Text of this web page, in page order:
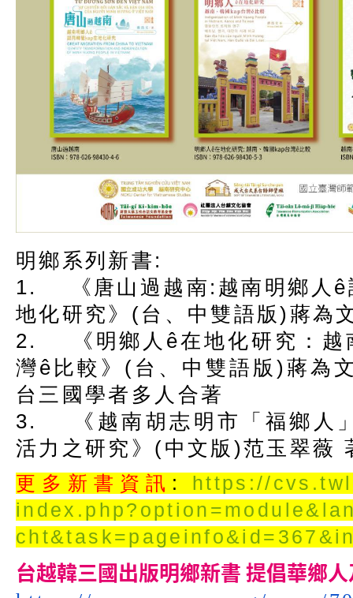
明鄉系列新書:
1. 《唐山過越南:越南明鄉人ê
地化研究》(台、 中雙語版)蔣為
2. 《明鄉人ê在地化研究：越
灣ê比較》(台、 中雙語版)蔣為
台三國學者多人合著
3. 《越南胡志明市「福鄉人
活力之研究》(中文版)范玉翠薇
更多新書資訊 :
https://
cht&task=pageinfo&id=367&
台越韓三國出版明鄉新書 提倡華鄉